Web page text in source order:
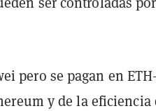
pero se pagan en
y de la eficiencia